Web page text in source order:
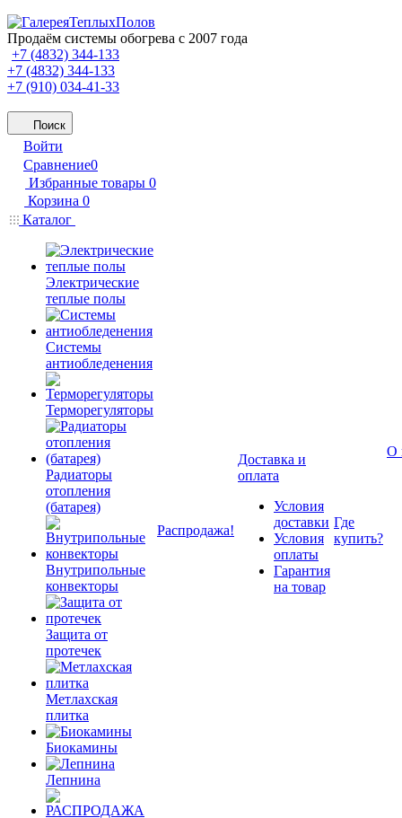
Продаём системы обогрева с 2007 года
+7 (4832) 344-133
+7 (4832) 344-133
+7 (910) 034-41-33
Поиск
Войти
Сравнение0
Избранные товары 0
Корзина 0
Каталог
Электрические
теплые полы
Системы
антиобледенения
Терморегуляторы
Радиаторы
отопления
(батарея)
Внутрипольные
конвекторы
Защита от
протечек
Метлахская
плитка
Биокамины
Лепнина
Распродажа!
Доставка и
оплата
Условия
доставки
Условия
оплаты
Гарантия
на товар
Где
купить?
О